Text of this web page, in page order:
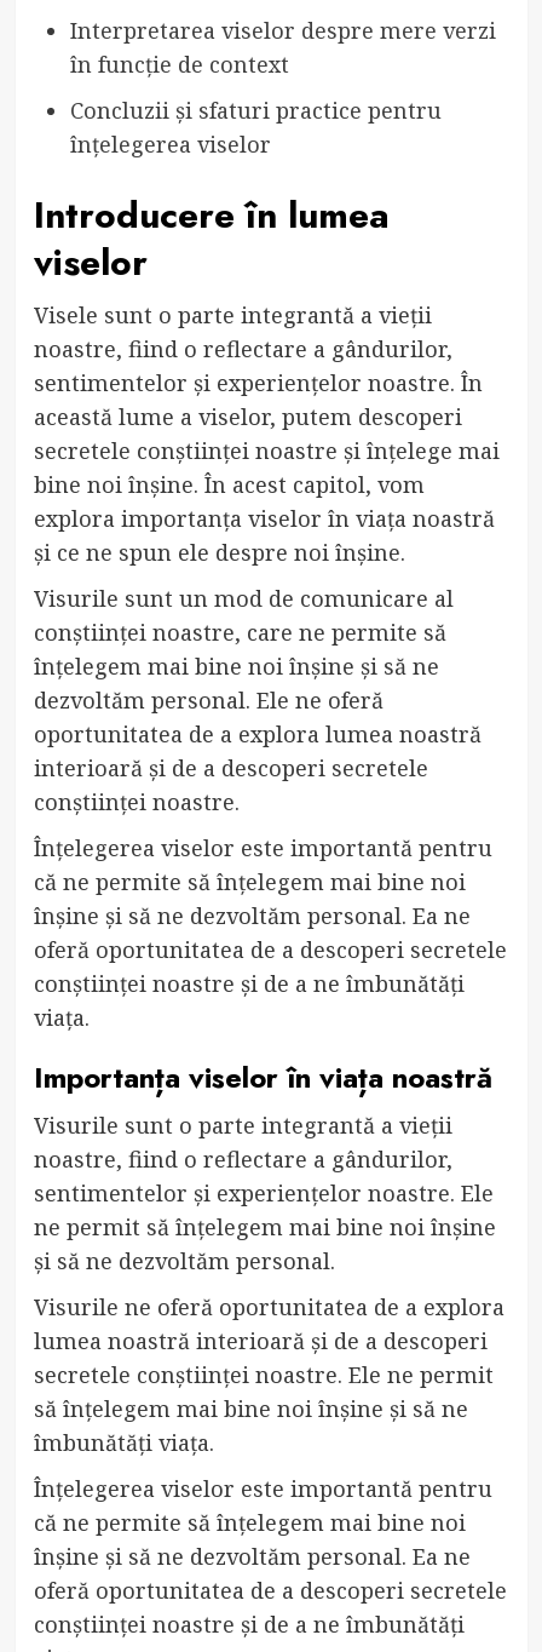
Interpretarea viselor despre mere verzi
în funcție de context
Concluzii și sfaturi practice pentru
înțelegerea viselor
Introducere în lumea
viselor
Visele sunt o parte integrantă a vieții
noastre, fiind o reflectare a gândurilor,
sentimentelor și experiențelor noastre. În
această lume a viselor, putem descoperi
secretele conștiinței noastre și înțelege mai
bine noi înșine. În acest capitol, vom
explora importanța viselor în viața noastră
și ce ne spun ele despre noi înșine.
Visurile sunt un mod de comunicare al
conștiinței noastre, care ne permite să
înțelegem mai bine noi înșine și să ne
dezvoltăm personal. Ele ne oferă
oportunitatea de a explora lumea noastră
interioară și de a descoperi secretele
conștiinței noastre.
Înțelegerea viselor este importantă pentru
că ne permite să înțelegem mai bine noi
înșine și să ne dezvoltăm personal. Ea ne
oferă oportunitatea de a descoperi secretele
conștiinței noastre și de a ne îmbunătăți
viața.
Importanța viselor în viața noastră
Visurile sunt o parte integrantă a vieții
noastre, fiind o reflectare a gândurilor,
sentimentelor și experiențelor noastre. Ele
ne permit să înțelegem mai bine noi înșine
și să ne dezvoltăm personal.
Visurile ne oferă oportunitatea de a explora
lumea noastră interioară și de a descoperi
secretele conștiinței noastre. Ele ne permit
să înțelegem mai bine noi înșine și să ne
îmbunătăți viața.
Înțelegerea viselor este importantă pentru
că ne permite să înțelegem mai bine noi
înșine și să ne dezvoltăm personal. Ea ne
oferă oportunitatea de a descoperi secretele
conștiinței noastre și de a ne îmbunătăți